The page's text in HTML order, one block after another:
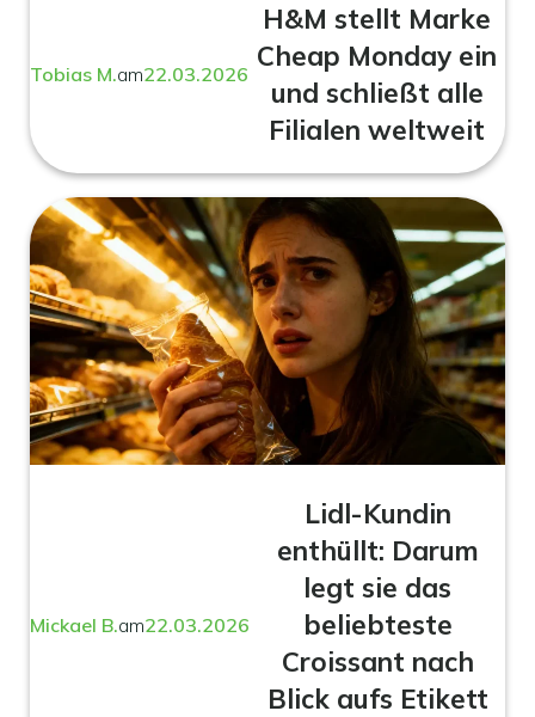
Tobias M.am22.03.2026
H&M stellt Marke
Cheap Monday ein
und schließt alle
Filialen weltweit
Mickael B.am22.03.2026
Lidl-Kundin
enthüllt: Darum
legt sie das
beliebteste
Croissant nach
Blick aufs Etikett